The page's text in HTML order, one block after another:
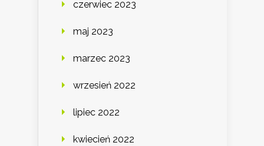
czerwiec 2023
maj 2023
marzec 2023
wrzesień 2022
lipiec 2022
kwiecień 2022